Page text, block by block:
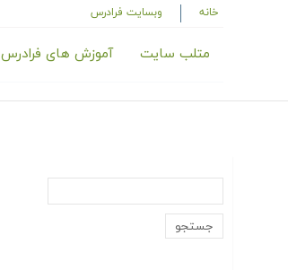
خانه وبسایت فرادرس
متلب سایت آموزش های فرادرس